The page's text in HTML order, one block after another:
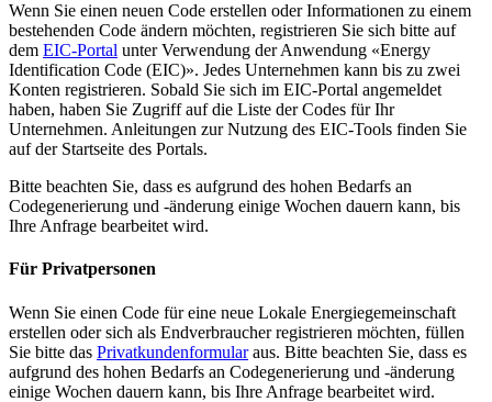
Wenn Sie einen neuen Code erstellen oder Informationen zu einem
bestehenden Code ändern möchten, registrieren Sie sich bitte auf
dem EIC-Portal unter Verwendung der Anwendung «Energy
Identification Code (EIC)». Jedes Unternehmen kann bis zu zwei
Konten registrieren. Sobald Sie sich im EIC-Portal angemeldet
haben, haben Sie Zugriff auf die Liste der Codes für Ihr
Unternehmen. Anleitungen zur Nutzung des EIC-Tools finden Sie
auf der Startseite des Portals.
Bitte beachten Sie, dass es aufgrund des hohen Bedarfs an
Codegenerierung und -änderung einige Wochen dauern kann, bis
Ihre Anfrage bearbeitet wird.
Für Privatpersonen
Wenn Sie einen Code für eine neue Lokale Energiegemeinschaft
erstellen oder sich als Endverbraucher registrieren möchten, füllen
Sie bitte das Privatkundenformularaus. Bitte beachten Sie, dass es
aufgrund des hohen Bedarfs an Codegenerierung und -änderung
einige Wochen dauern kann, bis Ihre Anfrage bearbeitet wird.